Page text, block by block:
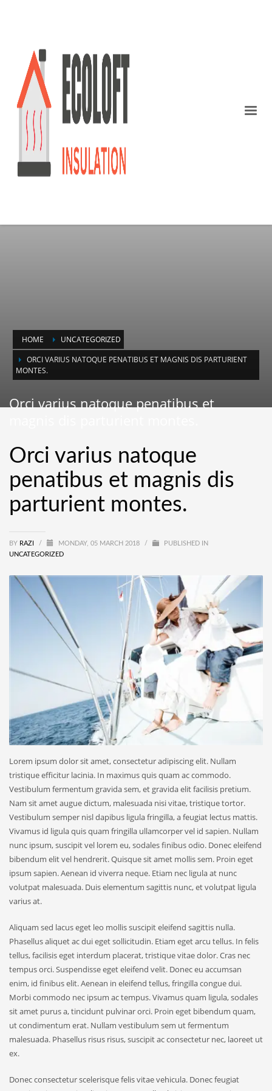
HOME
UNCATEGORIZED
ORCI VARIUS NATOQUE PENATIBUS ET MAGNIS DIS PARTURIENT
MONTES.
Orci varius natoque penatibus et
Orci varius natoque
penatibus et magnis dis
parturient montes.
BY RAZI / MONDAY, 05 MARCH 2018 /
PUBLISHED IN
UNCATEGORIZED
Lorem ipsum dolor sit amet, consectetur adipiscing elit. Nullam
tristique efficitur lacinia. In maximus quis quam ac commodo.
Vestibulum fermentum gravida sem, et gravida elit facilisis pretium.
Nam sit amet augue dictum, malesuada nisi vitae, tristique tortor.
Vestibulum semper nisl dapibus ligula fringilla, a feugiat lectus mattis.
Vivamus id ligula quis quam fringilla ullamcorper vel id sapien. Nullam
nunc ipsum, suscipit vel lorem eu, sodales finibus odio. Donec eleifend
bibendum elit vel hendrerit. Quisque sit amet mollis sem. Proin eget
ipsum sapien. Aenean id viverra neque. Etiam nec ligula at nunc
volutpat malesuada. Duis elementum sagittis nunc, et volutpat ligula
varius at.
Aliquam sed lacus eget leo mollis suscipit eleifend sagittis nulla.
Phasellus aliquet ac dui eget sollicitudin. Etiam eget arcu tellus. In felis
tellus, facilisis eget interdum placerat, tristique vitae dolor. Cras nec
tempus orci. Suspendisse eget eleifend velit. Donec eu accumsan
enim, id finibus elit. Aenean in eleifend tellus, fringilla congue dui.
Morbi commodo nec ipsum ac tempus. Vivamus quam ligula, sodales
sit amet purus a, tincidunt pulvinar orci. Proin eget bibendum quam,
ut condimentum erat. Nullam vestibulum sem ut fermentum
malesuada. Phasellus risus risus, suscipit ac consectetur nec, laoreet ut
ex.
Donec consectetur scelerisque felis vitae vehicula. Donec feugiat